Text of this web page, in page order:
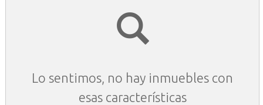
Lo sentimos, no hay inmuebles con
esas características